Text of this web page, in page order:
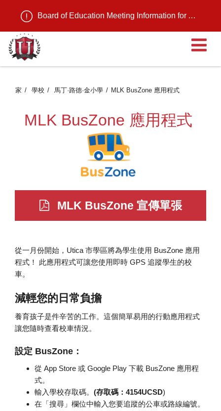
Board of Education Meeting Information for August 11, 2026
家 學校 馬丁·路德·金小學 MLK BusZone 應用程式
MLK BusZone 應用程式
MLK BusZone 宣傳單張
從一月份開始，Utica 市學區將為學生使用 BusZone 應用
程式！ 此應用程式可讓您使用即時 GPS 追蹤學生的校
車。
減輕您的日常負擔
養育孩子是件辛苦的工作。這個簡單易用的行動應用程式
讓您隨時查看校車情況。
設定 BusZone：
從 App Store 或 Google Play 下載 BusZone 應用程
式。
輸入學校存取碼。 (存取碼：4154UCSD)
在「搜尋」欄位中輸入您要追蹤的公車或路線編號。